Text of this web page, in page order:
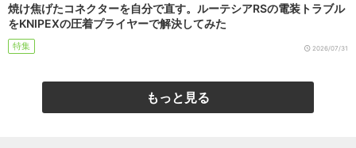
焼け焦げたコネクターを自分で直す。ルーテシアRSの電装トラブル
をKNIPEXの圧着プライヤーで解決してみた
特集 2026/07/31
もっと見る